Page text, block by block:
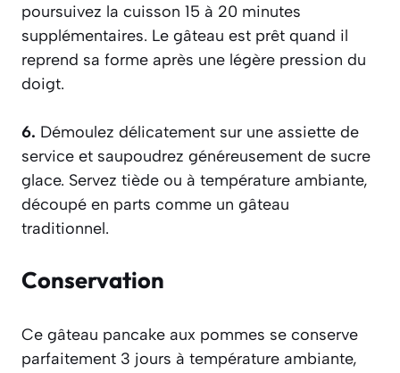
poursuivez la cuisson 15 à 20 minutes
supplémentaires. Le gâteau est prêt quand il
reprend sa forme après une légère pression du
doigt.
6. Démoulez délicatement sur une assiette de
service et saupoudrez généreusement de sucre
glace. Servez tiède ou à température ambiante,
découpé en parts comme un gâteau
traditionnel.
Conservation
Ce gâteau pancake aux pommes se conserve
parfaitement 3 jours à température ambiante,